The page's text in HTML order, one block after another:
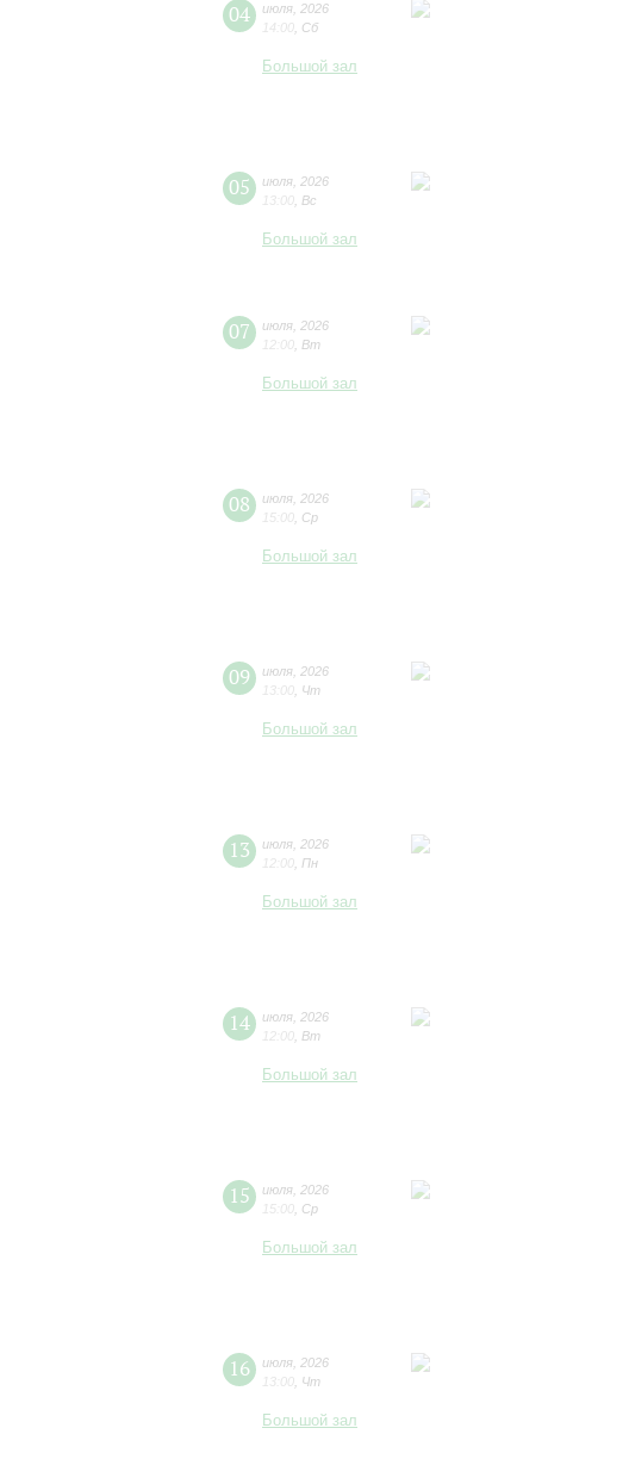
04 июля 2026
14:00 Сб
Большой зал
05 июля 2026
13:00 Вс
Большой зал
07 июля 2026
12:00 Вт
Большой зал
08 июля 2026
15:00 Ср
Большой зал
09 июля 2026
13:00 Чт
Большой зал
13 июля 2026
12:00 Пн
Большой зал
14 июля 2026
12:00 Вт
Большой зал
15 июля 2026
15:00 Ср
Большой зал
16 июля 2026
13:00 Чт
Большой зал